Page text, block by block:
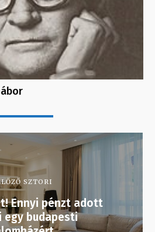
SZTORI
Ennyi pénzt adott
egy budapesti